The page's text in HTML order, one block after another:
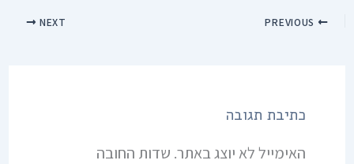
NEXT
כתיבת תגובה
האימייל לא יוצג באתר. שדות החובה